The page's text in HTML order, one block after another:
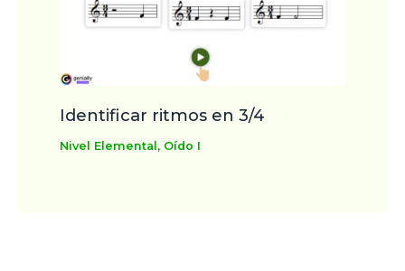
Identificar ritmos en 3/4
Nivel Elemental, Oído I